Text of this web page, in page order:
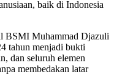
baik di Indonesia
BSMI Muhammad Djazuli
tahun menjadi bukti
dan seluruh elemen
membedakan latar